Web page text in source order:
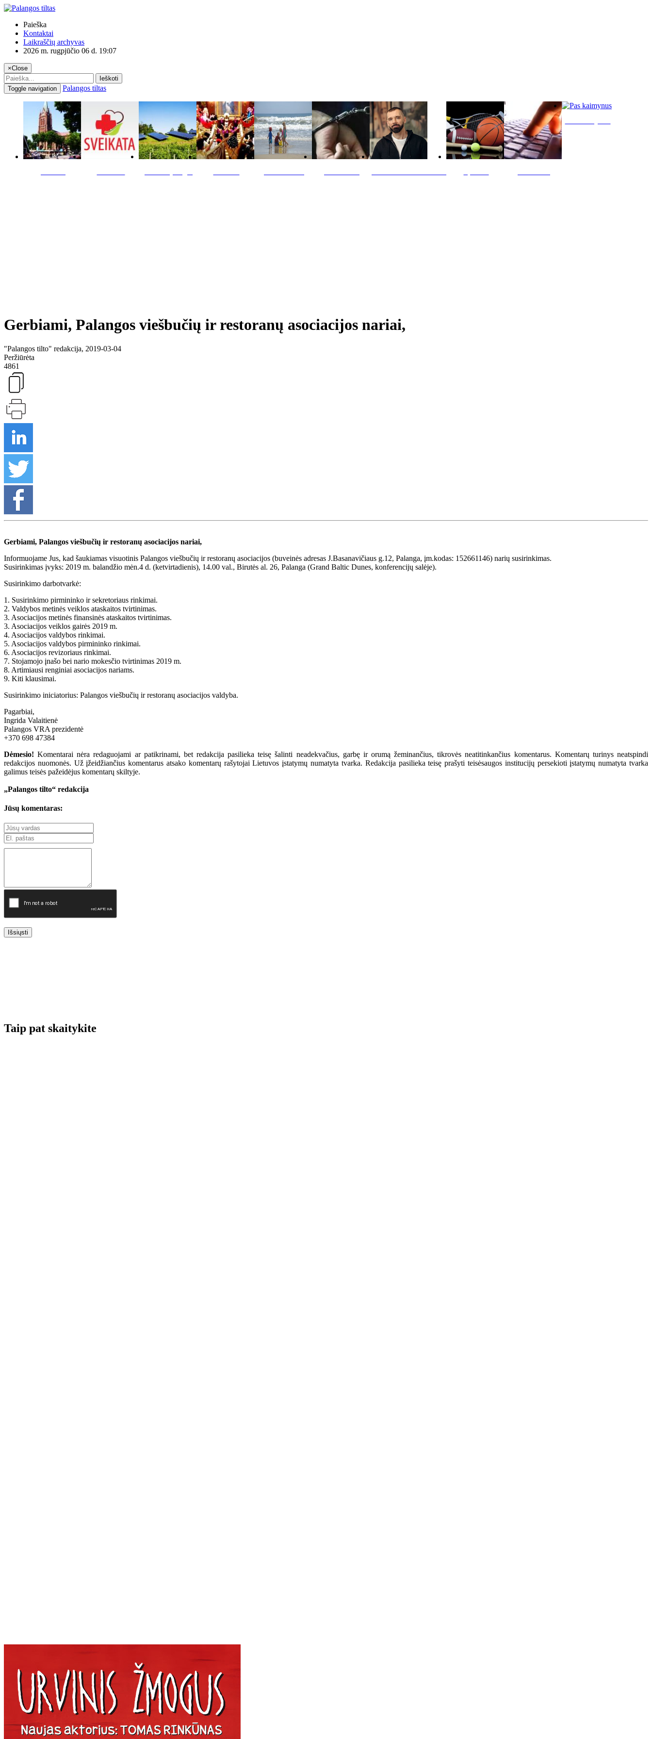
Paieška
Kontaktai
Laikraščių archyvas
2026 m. rugpjūčio 06 d. 19:07
×Close
Ieškoti
Toggle navigation
Palangos tiltas
Gerbiami, Palangos viešbučių ir restoranų asociacijos nariai,
"Palangos tilto" redakcija, 2019-03-04
Peržiūrėta
4861
Gerbiami, Palangos viešbučių ir restoranų asociacijos nariai,
Informuojame Jus, kad šaukiamas visuotinis Palangos viešbučių ir restoranų asociacijos (buveinės adresas J.Basanavičiaus g.12, Palanga, įm.kodas: 152661146) narių susirinkimas.
Susirinkimas įvyks: 2019 m. balandžio mėn.4 d. (ketvirtadienis), 14.00 val., Birutės al. 26, Palanga (Grand Baltic Dunes, konferencijų salėje).
Susirinkimo darbotvarkė:
1. Susirinkimo pirmininko ir sekretoriaus rinkimai.
2. Valdybos metinės veiklos ataskaitos tvirtinimas.
3. Asociacijos metinės finansinės ataskaitos tvirtinimas.
3. Asociacijos veiklos gairės 2019 m.
4. Asociacijos valdybos rinkimai.
5. Asociacijos valdybos pirmininko rinkimai.
6. Asociacijos revizoriaus rinkimai.
7. Stojamojo įnašo bei nario mokesčio tvirtinimas 2019 m.
8. Artimiausi renginiai asociacijos nariams.
9. Kiti klausimai.
Susirinkimo iniciatorius: Palangos viešbučių ir restoranų asociacijos valdyba.
Pagarbiai,
Ingrida Valaitienė
Palangos VRA prezidentė
+370 698 47384
Dėmesio! Komentarai nėra redaguojami ar patikrinami, bet redakcija pasilieka teisę šalinti neadekvačius, garbę ir orumą žeminančius, tikrovės neatitinkančius komentarus. Komentarų turinys neatspindi
redakcijos nuomonės. Už įžeidžiančius komentarus atsako komentarų rašytojai Lietuvos įstatymų numatyta tvarka. Redakcija pasilieka teisę prašyti teisėsaugos institucijų persekioti įstatymų numatyta tvarka
galimus teisės pažeidėjus komentarų skiltyje.
„Palangos tilto“ redakcija
Jūsų komentaras:
Išsiųsti
Taip pat skaitykite